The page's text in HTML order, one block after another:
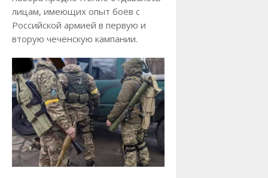
лицам, имеющих опыт боёв с
Российской армией в первую и
вторую чеченскую кампании.